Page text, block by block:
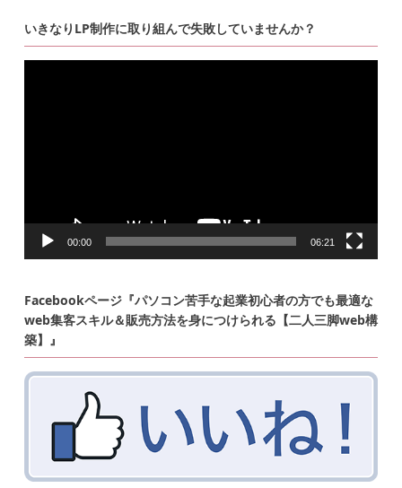
いきなりLP制作に取り組んで失敗していませんか？
動
00:00 06:21
Facebookページ『パソコン苦手な起業初心者の方でも最適な
web集客スキル＆販売方法を身につけられる【二人三脚web構
築】』